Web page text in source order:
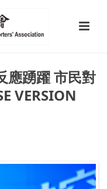
應踴躍 市民對
VERSION